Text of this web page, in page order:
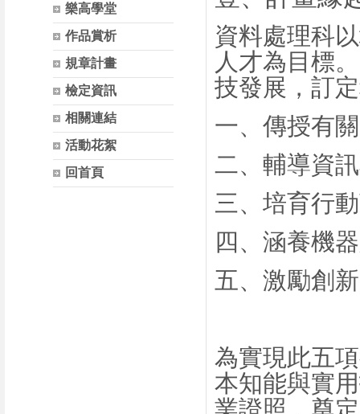
樂高學堂
作品賞析
規章計畫
檢定資訊
相關連結
活動花絮
回首頁
資料處理科
人才為目標
技發展，訂
一、傳授有
二、輔導資
三、培育行
四、涵養機
五、激勵創
為實現此五
本知能與實